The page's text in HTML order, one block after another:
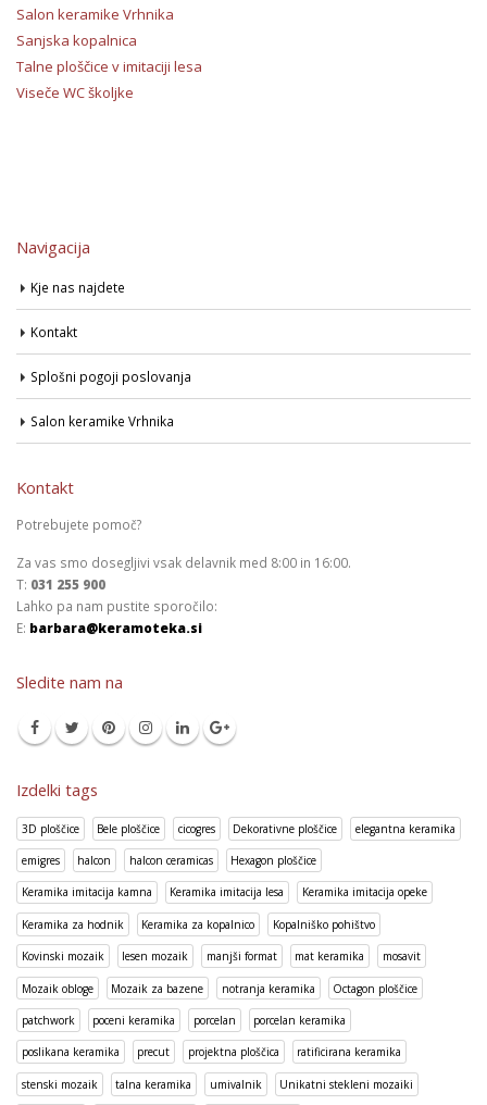
Salon keramike Vrhnika
Sanjska kopalnica
Talne ploščice v imitaciji lesa
Viseče WC školjke
Navigacija
Kje nas najdete
Kontakt
Splošni pogoji poslovanja
Salon keramike Vrhnika
Kontakt
Potrebujete pomoč?
Za vas smo dosegljivi vsak delavnik med 8:00 in 16:00.
T: 031 255 900
Lahko pa nam pustite sporočilo:
E: barbara@keramoteka.si
Sledite nam na
Izdelki tags
3D ploščice Bele ploščice cicogres Dekorativne ploščice elegantna keramika
emigres halcon halcon ceramicas Hexagon ploščice
Keramika imitacija kamna Keramika imitacija lesa Keramika imitacija opeke
Keramika za hodnik Keramika za kopalnico Kopalniško pohištvo
Kovinski mozaik lesen mozaik manjši format mat keramika mosavit
Mozaik obloge Mozaik za bazene notranja keramika Octagon ploščice
patchwork poceni keramika porcelan porcelan keramika
poslikana keramika precut projektna ploščica ratificirana keramika
stenski mozaik talna keramika umivalnik Unikatni stekleni mozaiki